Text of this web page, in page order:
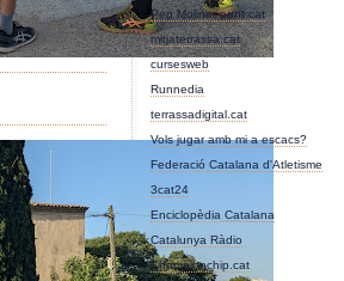
Pep Moliner punt cat
mitjaterrassa.cat
cursesweb
Runnedia
terrassadigital.cat
Vols jugar amb mi a escacs?
Federació Catalana d'Atletisme
3cat24
Enciclopèdia Catalana
Catalunya Ràdio
Championchip.cat